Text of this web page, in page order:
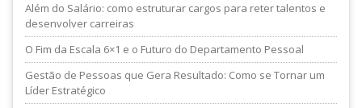
Além do Salário: como estruturar cargos para reter talentos e
desenvolver carreiras
O Fim da Escala 6×1 e o Futuro do Departamento Pessoal
Gestão de Pessoas que Gera Resultado: Como se Tornar um
Líder Estratégico